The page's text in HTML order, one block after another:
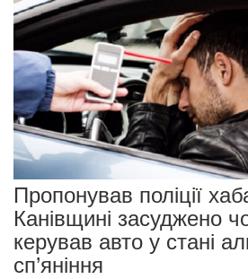
Пропонував поліції
Канівщині засуджено
керував авто у стані
сп’яніння